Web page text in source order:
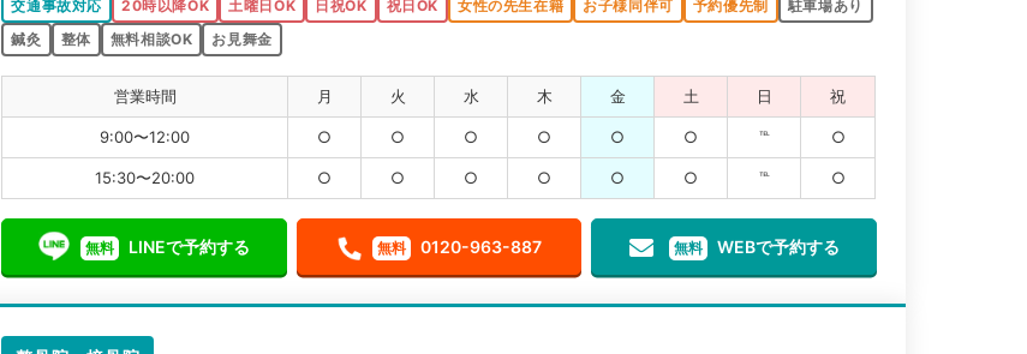
交通事故対応 20時以降OK 土曜日OK 日祝OK 祝日OK 女性の先生在籍 お子様同伴可 予約優先制
駐車場あり
鍼灸
整体 無料相談OK お見舞金
営業時間 月 火 水 木 金 土 日 祝
9:00〜12:00 ○ ○ ○ ○ ○ ○ ℡ ○
15:30〜20:00 ○ ○ ○ ○ ○ ○ ℡ ○
無料 LINEで予約する 無料 0120-963-887 無料 WEBで予約する